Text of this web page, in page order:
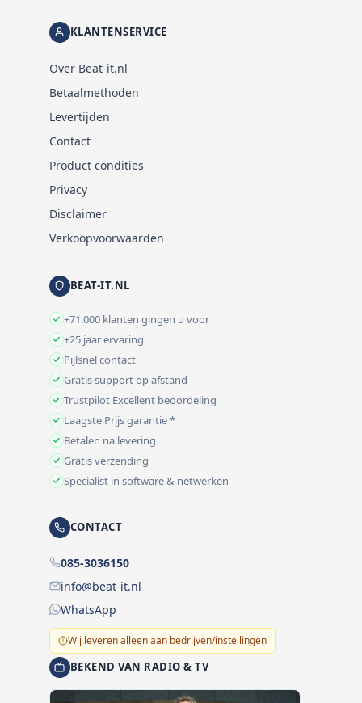
KLANTENSERVICE
Over Beat-it.nl
Betaalmethoden
Levertijden
Contact
Product condities
Privacy
Disclaimer
Verkoopvoorwaarden
BEAT-IT.NL
+71.000 klanten gingen u voor
+25 jaar ervaring
Pijlsnel contact
Gratis support op afstand
Trustpilot Excellent beoordeling
Laagste Prijs garantie *
Betalen na levering
Gratis verzending
Specialist in software & netwerken
CONTACT
085-3036150
info@beat-it.nl
WhatsApp
Wij leveren alleen aan bedrijven/instellingen
BEKEND VAN RADIO & TV